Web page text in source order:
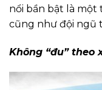
nổi bần bật là
cũng như đội ngũ
Không “đu” theo